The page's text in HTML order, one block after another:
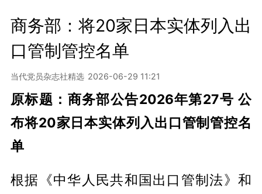
商务部：将20家日本实体列入出
口管制管控名单
当代党员杂志社精选 2026-06-29 11:21
原标题：商务部公告2026年第27号 公
布将20家日本实体列入出口管制管控名
单
根据《中华人民共和国出口管制法》和